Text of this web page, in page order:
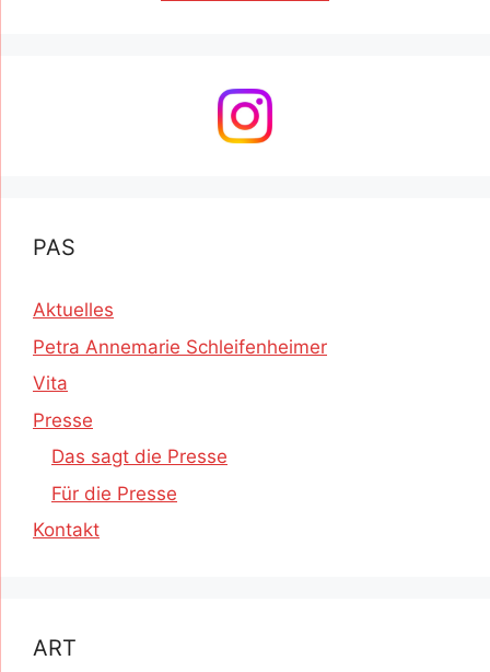
PAS
Aktuelles
Petra Annemarie Schleifenheimer
Vita
Presse
Das sagt die Presse
Für die Presse
Kontakt
ART